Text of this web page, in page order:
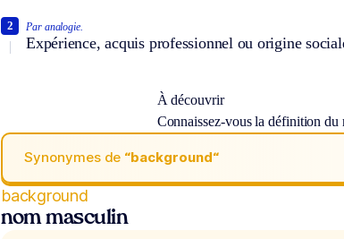
Par analogie.
Expérience, acquis professionnel ou origine
2
À découvrir
Connaissez-vous la définition du
Synonymes de “background“
background
nom masculin